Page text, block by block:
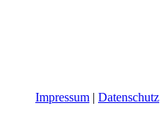
Impressum | Datenschutz